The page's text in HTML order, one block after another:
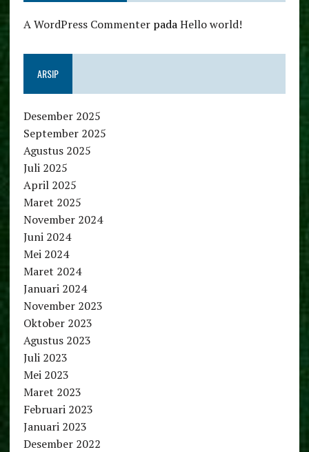
A WordPress CommenterpadaHello world!
ARSIP
Desember 2025
September 2025
Agustus 2025
Juli 2025
April 2025
Maret 2025
November 2024
Juni 2024
Mei 2024
Maret 2024
Januari 2024
November 2023
Oktober 2023
Agustus 2023
Juli 2023
Mei 2023
Maret 2023
Februari 2023
Januari 2023
Desember 2022